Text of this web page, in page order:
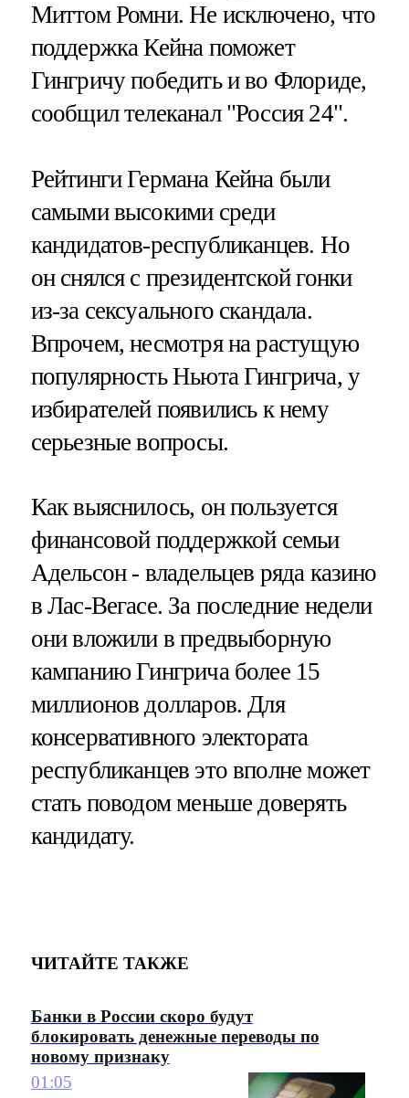
Миттом Ромни. Не исключено, что
поддержка Кейна поможет
Гингричу победить и во Флориде,
сообщил телеканал "Россия 24".
Рейтинги Германа Кейна были
самыми высокими среди
кандидатов-республиканцев. Но
он снялся с президентской гонки
из-за сексуального скандала.
Впрочем, несмотря на растущую
популярность Ньюта Гингрича, у
избирателей появились к нему
серьезные вопросы.
Как выяснилось, он пользуется
финансовой поддержкой семьи
Адельсон - владельцев ряда казино
в Лас-Вегасе. За последние недели
они вложили в предвыборную
кампанию Гингрича более 15
миллионов долларов. Для
консервативного электората
республиканцев это вполне может
стать поводом меньше доверять
кандидату.
ЧИТАЙТЕ ТАКЖЕ
Банки в России скоро будут
блокировать денежные переводы по
новому признаку
01:05